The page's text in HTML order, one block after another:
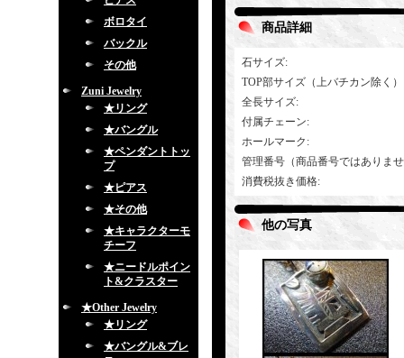
ボロタイ
バックル
その他
Zuni Jewelry
★リング
★バングル
★ペンダントトッ
プ
★ピアス
★その他
★キャラクターモ
チーフ
★ニードルポイン
ト&クラスター
★Other Jewelry
★リング
★バングル&ブレ
商品詳細
石サイズ:
TOP部サイズ（上バチカン除く）
全長サイズ:
付属チェーン:
ホールマーク :
管理番号（商品番号ではありま
消費税抜き価格:
他の写真